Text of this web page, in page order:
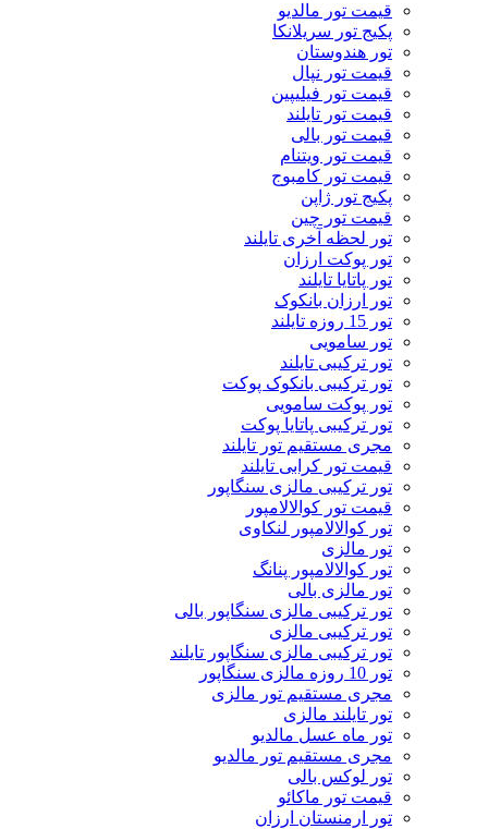
قیمت تور مالدیو
پکیج تور سریلانکا
تور هندوستان
قیمت تور نپال
قیمت تور فیلیپین
قیمت تور تایلند
قیمت تور بالی
قیمت تور ویتنام
قیمت تور کامبوج
پکیج تور ژاپن
قیمت تور چین
تور لحظه آخری تایلند
تور پوکت ارزان
تور پاتايا تايلند
تور ارزان بانکوک
تور 15 روزه تایلند
تور سامویی
تور ترکیبی تایلند
تور ترکیبی بانکوک پوکت
تور پوکت سامویی
تور ترکیبی پاتایا پوکت
مجری مستقیم تور تایلند
قیمت تور کرابی تایلند
تور ترکیبی مالزی سنگاپور
قیمت تور کوالالامپور
تور کوالالامپور لنکاوی
تور مالزی
تور کوالالامپور پنانگ
تور مالزی بالی
تور ترکیبی مالزی سنگاپور بالی
تور ترکیبی مالزی
تور ترکیبی مالزی سنگاپور تایلند
تور 10 روزه مالزی سنگاپور
مجری مستقیم تور مالزی
تور تایلند مالزی
تور ماه عسل مالدیو
مجری مستقیم تور مالدیو
تور لوکس بالی
قیمت تور ماکائو
تور ارمنستان ارزان